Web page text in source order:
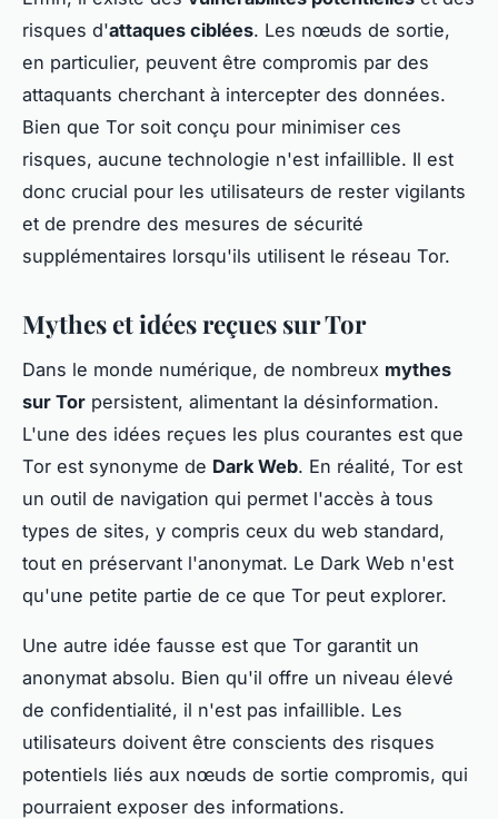
risques d'attaques ciblées. Les nœuds de sortie,
en particulier, peuvent être compromis par des
attaquants cherchant à intercepter des données.
Bien que Tor soit conçu pour minimiser ces
risques, aucune technologie n'est infaillible. Il est
donc crucial pour les utilisateurs de rester vigilants
et de prendre des mesures de sécurité
supplémentaires lorsqu'ils utilisent le réseau Tor.
Mythes et idées reçues sur Tor
Dans le monde numérique, de nombreux mythes
sur Tor persistent, alimentant la désinformation.
L'une des idées reçues les plus courantes est que
Tor est synonyme de Dark Web. En réalité, Tor est
un outil de navigation qui permet l'accès à tous
types de sites, y compris ceux du web standard,
tout en préservant l'anonymat. Le Dark Web n'est
qu'une petite partie de ce que Tor peut explorer.
Une autre idée fausse est que Tor garantit un
anonymat absolu. Bien qu'il offre un niveau élevé
de confidentialité, il n'est pas infaillible. Les
utilisateurs doivent être conscients des risques
potentiels liés aux nœuds de sortie compromis, qui
pourraient exposer des informations.